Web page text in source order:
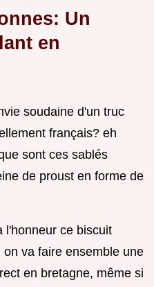
Un
en
soudaine d'un truc
français? eh
sont ces sablés
de proust en forme de
l'honneur ce biscuit
va faire ensemble une
en bretagne, même si